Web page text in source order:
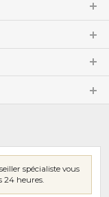
spécialiste vous
24 heures.